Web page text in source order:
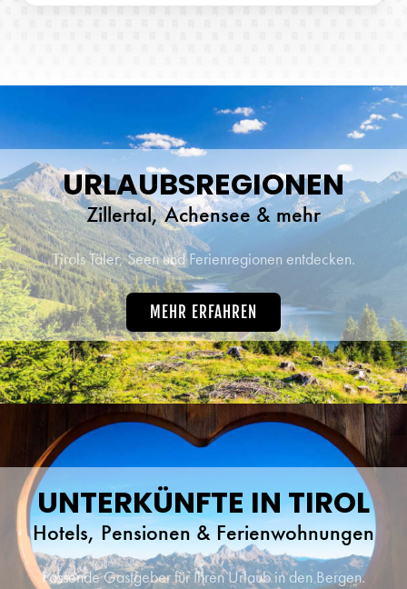
URLAUBSREGIONEN
Zillertal, Achensee & mehr
Tirols Täler, Seen und Ferienregionen entdecken.
MEHR ERFAHREN
UNTERKÜNFTE IN TIROL
Hotels, Pensionen & Ferienwohnungen
Passende Gastgeber für Ihren Urlaub in den Bergen.